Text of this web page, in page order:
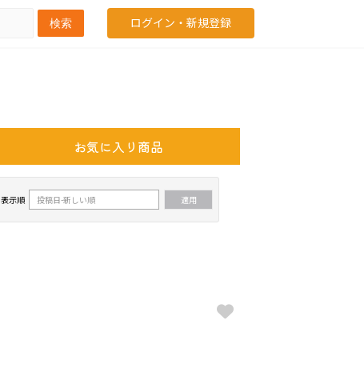
検索 ログイン・新規登録
お気に入り商品
表示順